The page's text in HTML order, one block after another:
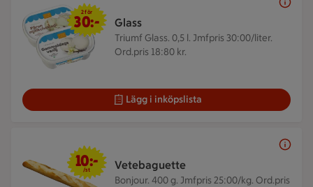
Glass
Triumf Glass. 0,5 l. Jmfpris 30:00/liter.
Ord.pris 18:80 kr.
2 för 30 kr
2 för
30:-
Lägg i inköpslista
Vetebaguette
Bonjour. 400 g. Jmfpris 25:00/kg. Ord.pris
10 kr/st
10:-
/st